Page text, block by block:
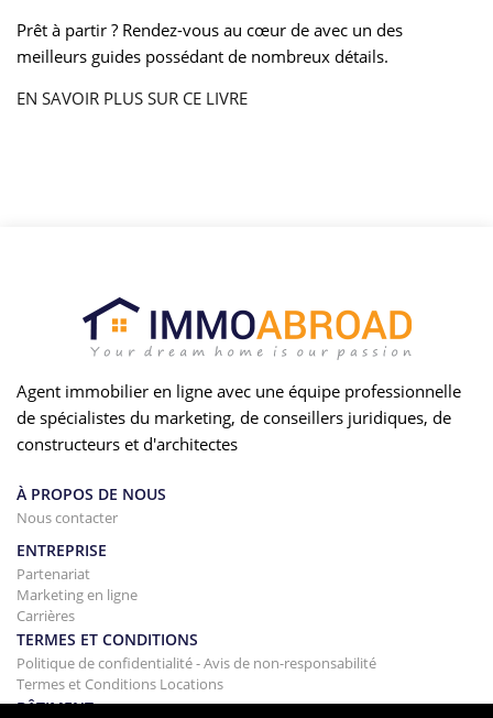
Prêt à partir ? Rendez-vous au cœur de avec un des
meilleurs guides possédant de nombreux détails.
EN SAVOIR PLUS SUR CE LIVRE
Agent immobilier en ligne avec une équipe professionnelle
de spécialistes du marketing, de conseillers juridiques, de
constructeurs et d'architectes
À PROPOS DE NOUS
Nous contacter
ENTREPRISE
Partenariat
Marketing en ligne
Carrières
TERMES ET CONDITIONS
Politique de confidentialité - Avis de non-responsabilité
Termes et Conditions Locations
BÂTIMENT